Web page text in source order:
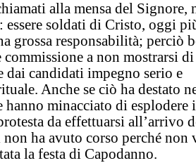
alla mensa del Signore,
soldati di Cristo, oggi
grossa responsabilità; perciò
a non mostrarsi
dai candidati impegno serio e
Anche se ciò ha destato
minacciato di esplodere
da effettuarsi all’arrivo
ha avuto corso perché non
la festa di Capodanno.